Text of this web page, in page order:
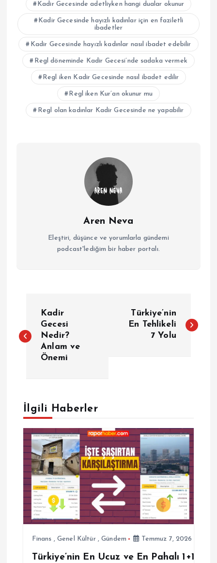
Kadir Gecesinde adetliyken hangi dualar okunur
Kadir Gecesinde hayızlı kadınlar için en faziletli
ibadetler
Kadir Gecesinde hayızlı kadınlar nasıl ibadet edebilir
Regl döneminde Kadir Gecesi’nde sadaka vermek
Regl iken Kadir Gecesinde nasıl ibadet edilir
Regl iken Kur’an okunur mu
Regl olan kadınlar Kadir Gecesinde ne yapabilir
Aren Neva
Eleştiri, düşünce ve yorumlarla gündemi
podcast'lediğim bir haber portalı.
a
g
e
z
n
m
Kadir
Gecesi
Nedir?
Anlam ve
Önemi
Türkiye’nin
En Tehlikeli
7 Yolu
İlgili Haberler
Finans ,Genel Kültür,Gündem Temmuz 7, 2026
Türkiye’nin En Ucuz ve En Pahalı 1+1